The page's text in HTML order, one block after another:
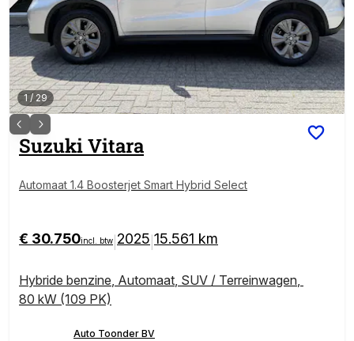
1/29
SuzukiVitara
Automaat 1.4 Boosterjet Smart Hybrid Select
€ 30.750incl. btw 2025 15.561 km
Hybride benzine, Automaat, SUV / Terreinwagen,
80 kW (109 PK)
Auto Toonder BV